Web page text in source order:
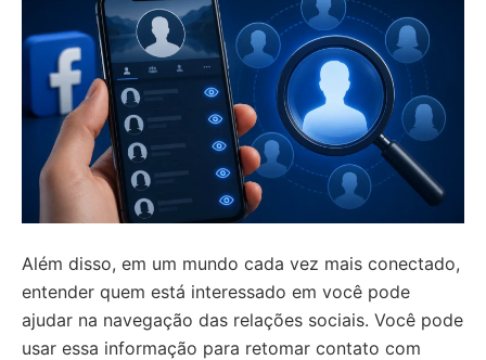
Além disso, em um mundo cada vez mais conectado,
entender quem está interessado em você pode
ajudar na navegação das relações sociais. Você pode
usar essa informação para retomar contato com